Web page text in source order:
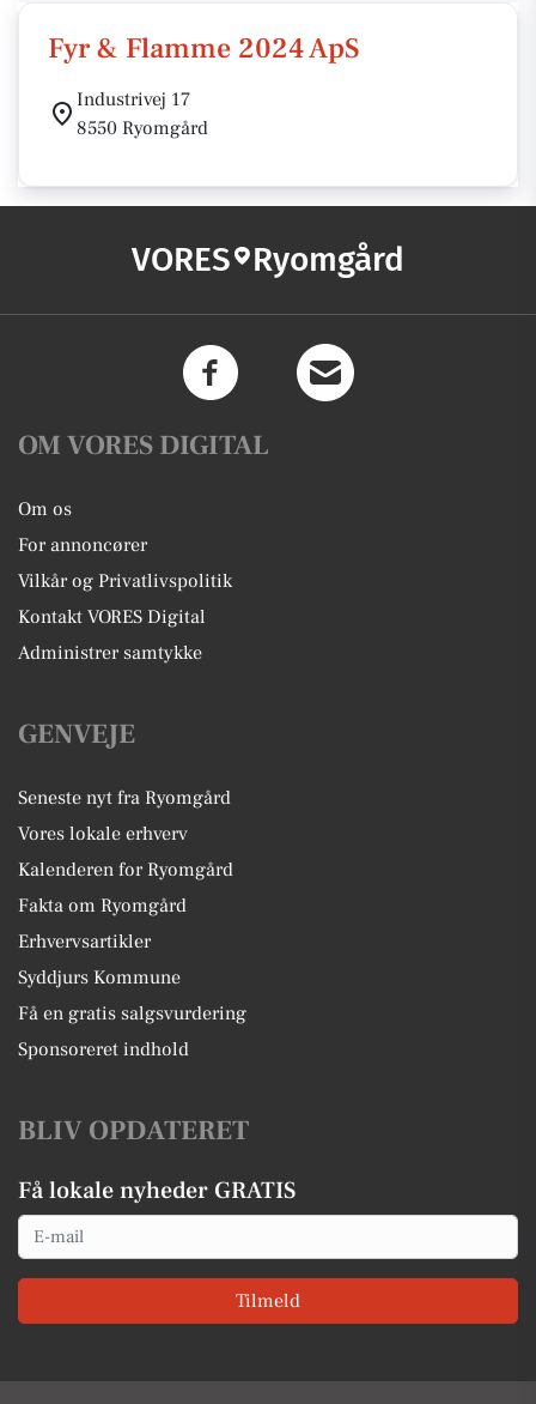
Fyr & Flamme 2024 ApS
Industrivej 17
8550 Ryomgård
VORES Ryomgård
OM VORES DIGITAL
Om os
For annoncører
Vilkår og Privatlivspolitik
Kontakt VORES Digital
Administrer samtykke
GENVEJE
Seneste nyt fra Ryomgård
Vores lokale erhverv
Kalenderen for Ryomgård
Fakta om Ryomgård
Erhvervsartikler
Syddjurs Kommune
Få en gratis salgsvurdering
Sponsoreret indhold
BLIV OPDATERET
Få lokale nyheder GRATIS
Email
Tilmeld